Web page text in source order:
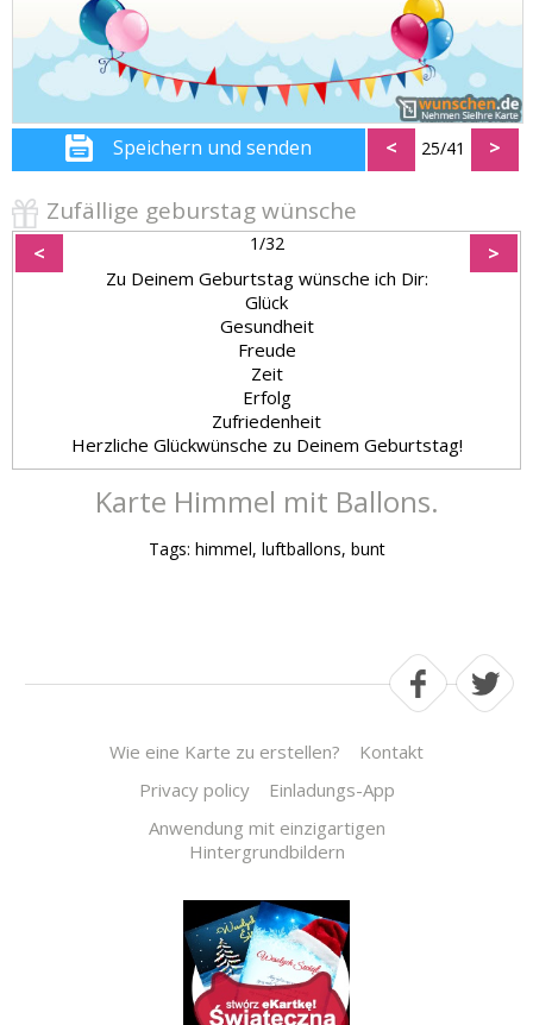
Speichern und senden < 25/41 >
Zufällige geburstag wünsche
< 1/32 >
Zu Deinem Geburtstag wünsche ich Dir:
Glück
Gesundheit
Freude
Zeit
Erfolg
Zufriedenheit
Herzliche Glückwünsche zu Deinem Geburtstag!
Karte Himmel mit Ballons.
Tags: himmel, luftballons, bunt
Wie eine Karte zu erstellen?
Kontakt
Privacy policy
Einladungs-App
Anwendung mit einzigartigen
Hintergrundbildern